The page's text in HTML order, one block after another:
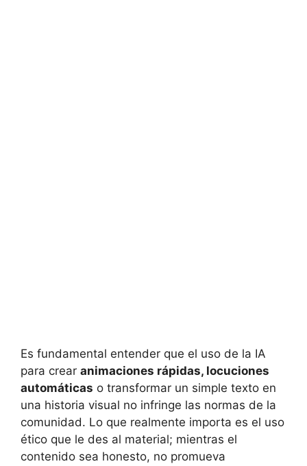
Es fundamental entender que el uso de la IA
para crear animaciones rápidas, locuciones
automáticas o transformar un simple texto en
una historia visual no infringe las normas de la
comunidad. Lo que realmente importa es el uso
ético que le des al material; mientras el
contenido sea honesto, no promueva